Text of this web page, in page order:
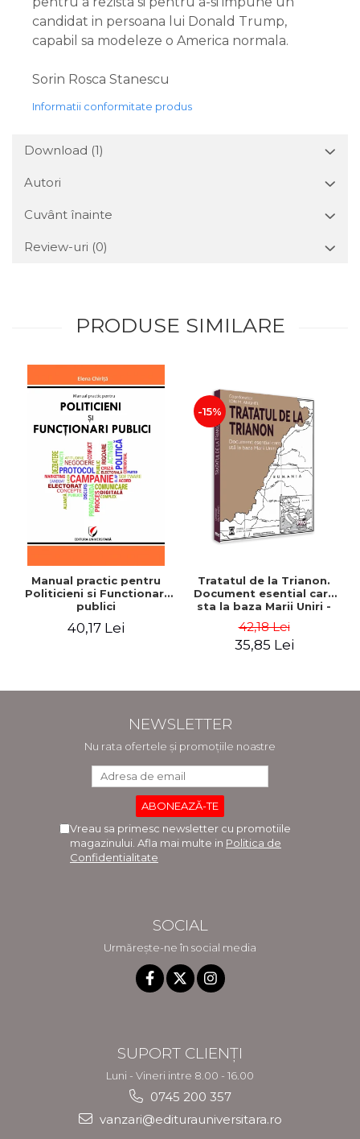
candidat in persoana lui Donald Trump,
capabil sa modeleze o America normala.
Sorin Rosca Stanescu
Informatii conformitate produs
Download (1)
Autori
Cuvânt înainte
Review-uri (0)
PRODUSE SIMILARE
Manual practic pentru
Politicieni si Functionari
publici
40,17 Lei
-15%
Tratatul de la Trianon.
Document esential care
sta la baza Marii Uniri -
Ion M. Anghel
42,18 Lei
35,85 Lei
NEWSLETTER
Nu rata ofertele și promoțiile noastre
Vreau sa primesc newsletter cu promotiile
magazinului. Afla mai multe in Politica de
Confidentialitate
SOCIAL
Urmărește-ne în social media
SUPORT CLIENȚI
Luni - Vineri intre 8.00 - 16.00
0745 200 357
vanzari@editurauniversitara.ro